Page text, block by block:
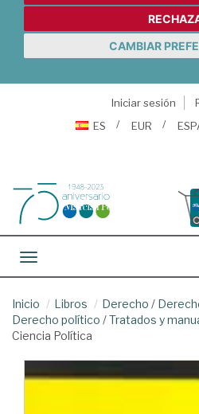
CAMBIAR
Iniciar sesión
ES
EUR
Toggle navigation
Inicio Libros Derecho /
Derecho político /Tratados y
Ciencia Política